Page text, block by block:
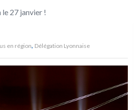
le 27 janvier !
en région, Délégation Lyonnaise